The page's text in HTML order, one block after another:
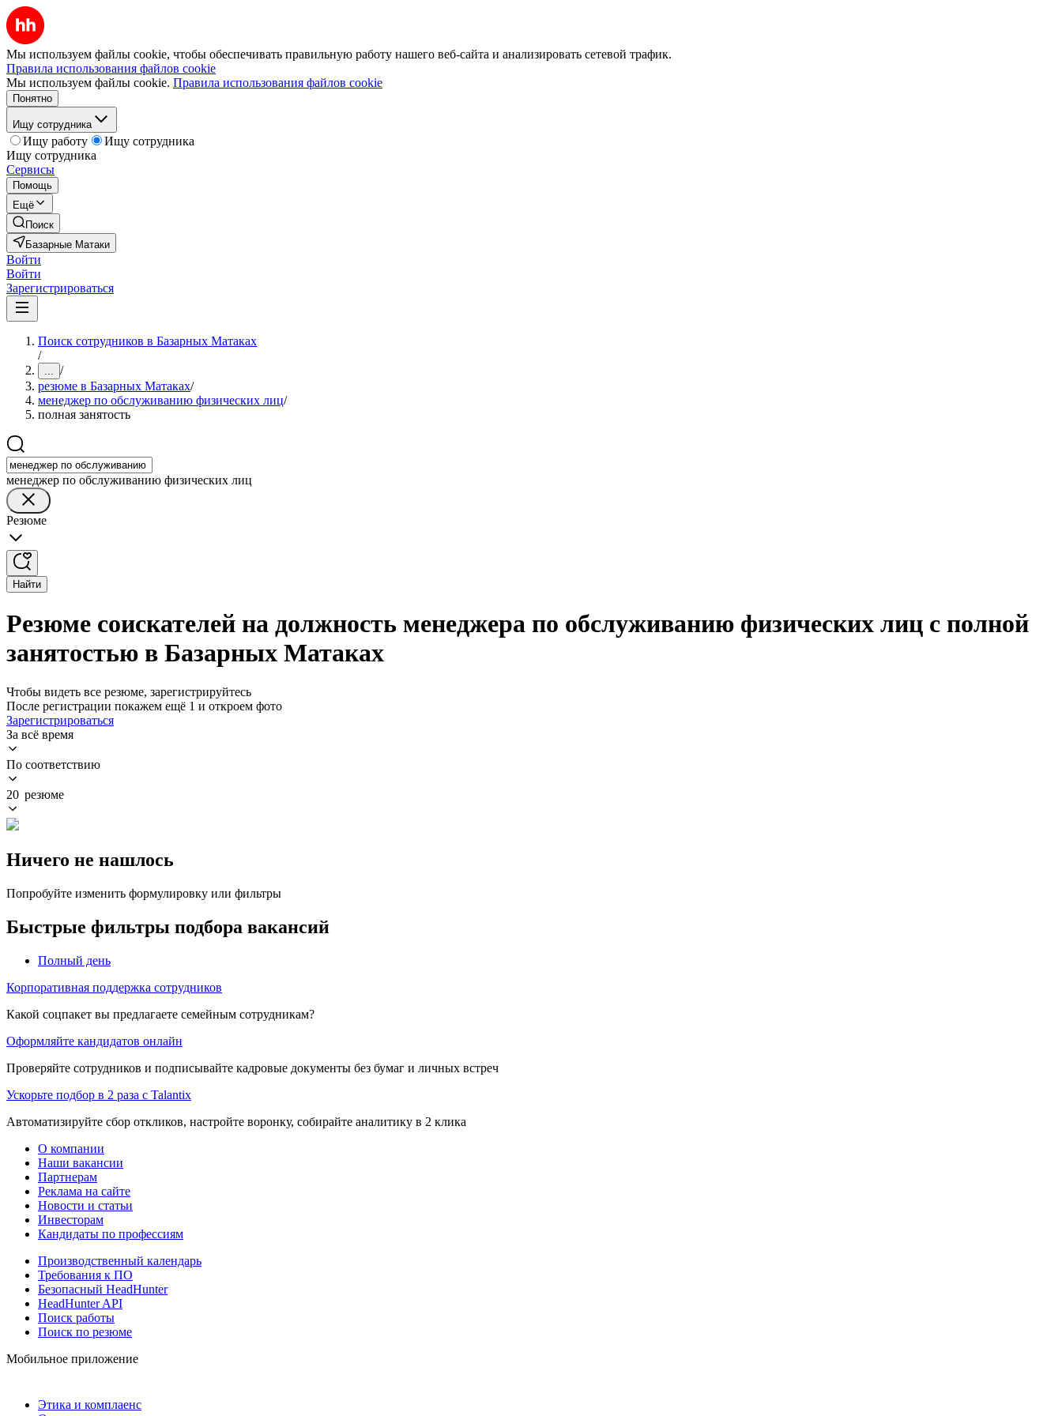
Мы используем файлы cookie, чтобы обеспечивать правильную работу нашего веб-сайта и анализировать сетевой трафик.
Правила использования файлов cookie
Мы используем файлы cookie. Правила использования файлов cookie
Понятно
Ищу сотрудника
Ищу работу
Ищу сотрудника
Ищу сотрудника
Сервисы
Помощь
Ещё
Поиск
Базарные Матаки
Войти
Войти
Зарегистрироваться
Поиск сотрудников в Базарных Матаках
/
... /
резюме в Базарных Матаках/
менеджер по обслуживанию физических лиц/
полная занятость
менеджер по обслуживанию физических лиц
Резюме
Найти
Резюме соискателей на должность менеджера по обслуживанию физических лиц с полной
занятостью в Базарных Матаках
Чтобы видеть все резюме, зарегистрируйтесь
После регистрации покажем ещё 1 и откроем фото
Зарегистрироваться
За всё время
По соответствию
20 резюме
Ничего не нашлось
Попробуйте изменить формулировку или фильтры
Быстрые фильтры подбора вакансий
Полный день
Корпоративная поддержка сотрудников
Какой соцпакет вы предлагаете семейным сотрудникам?
Оформляйте кандидатов онлайн
Проверяйте сотрудников и подписывайте кадровые документы без бумаг и личных встреч
Ускорьте подбор в 2 раза с Talantix
Автоматизируйте сбор откликов, настройте воронку, собирайте аналитику в 2 клика
О компании
Наши вакансии
Партнерам
Реклама на сайте
Новости и статьи
Инвесторам
Кандидаты по профессиям
Производственный календарь
Требования к ПО
Безопасный HeadHunter
HeadHunter API
Поиск работы
Поиск по резюме
Мобильное приложение
Этика и комплаенс